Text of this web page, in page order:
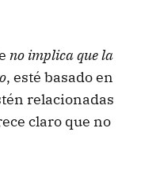
no implica que la
, esté basado en
relacionadas
claro que no